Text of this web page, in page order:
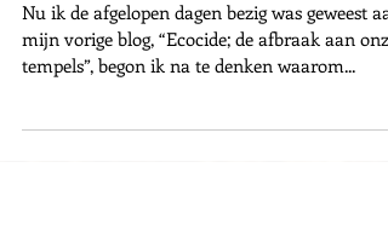
Nu ik de afgelopen dagen bezig was geweest
mijn vorige blog, “Ecocide; de afbraak aan onze